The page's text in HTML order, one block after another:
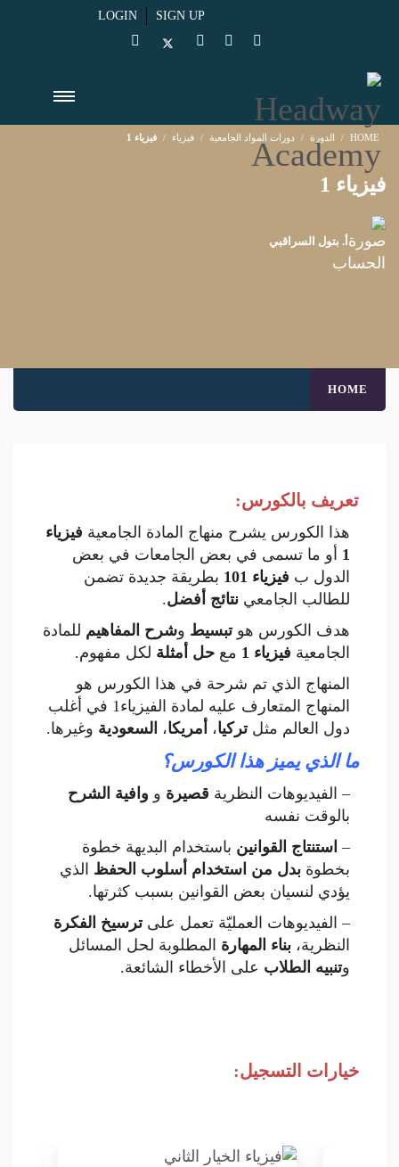
LOGIN SIGN UP
HOME الدورة دورات المواد الجامعية فيزياء فيزياء 1
فيزياء 1
أ. بتول السراقبي
HOME
تعريف بالكورس:
هذا الكورس يشرح منهاج المادة الجامعية فيزياء
1 أو ما تسمى في بعض الجامعات في بعض
الدول ب فيزياء 101
بطريقة جديدة تضمن
للطالب الجامعي نتائج أفضل.
هدف الكورس هوتبسيط وشرح المفاهيم للمادة
الجامعية فيزياء 1 مع حل أمثلة لكل مفهوم.
المنهاج الذي تم شرحة في هذا الكورس هو
المنهاج المتعارف عليه لمادة الفيزياء1 في أغلب
دول العالم مثلتركيا، أمريكا، السعودية وغيرها.
ما الذي يميز هذا الكورس؟
– الفيديوهات النظرية قصيرة و وافية الشرح
بالوقت نفسه
– استنتاج القوانين باستخدام البديهة خطوة
بخطوة بدل من استخدام أسلوب الحفظ الذي
يؤدي لنسيان بعض القوانين بسبب كثرتها.
– الفيديوهات العمليّة تعمل علىترسيخ الفكرة
النظرية، بناء المهارة المطلوبة لحل المسائل
وتنبيه الطلاب على الأخطاء الشائعة.
خيارات التسجيل: